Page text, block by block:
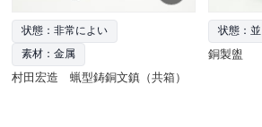
状態：非常によい
素材：金属
村田宏造 蝋型鋳銅文鎮（共箱）
状態：並
銅製盥